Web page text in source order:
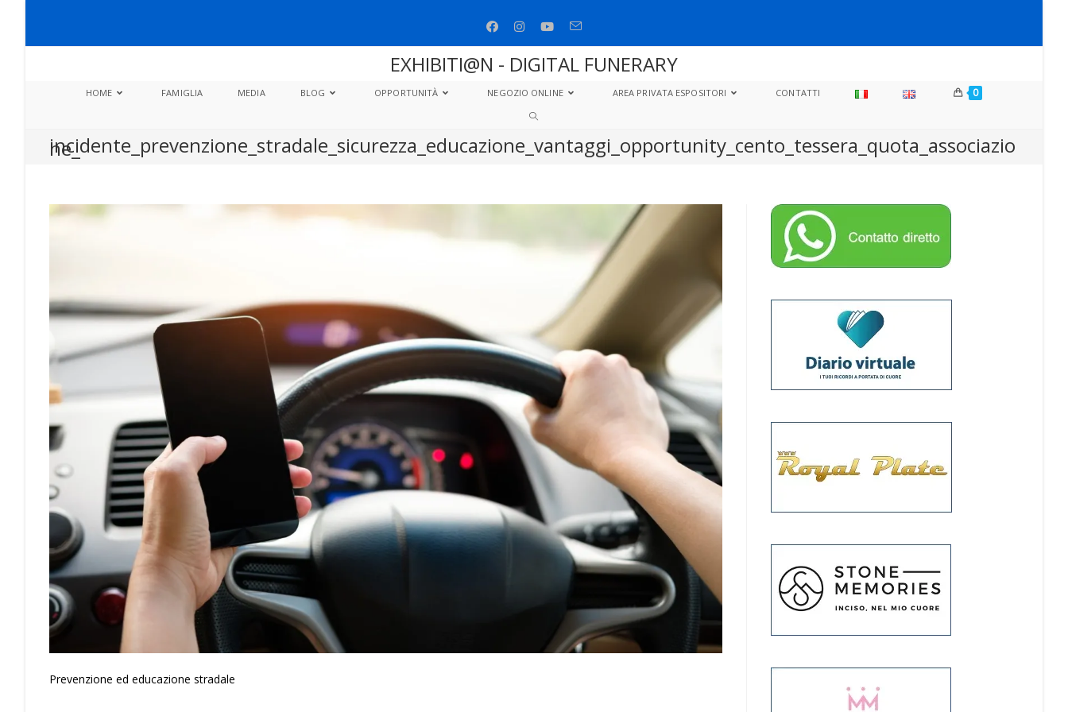
contenuto
EXHIBITI@N - DIGITAL FUNERARY
HOME FAMIGLIA MEDIA BLOG OPPORTUNITÀ NEGOZIO ONLINE AREA PRIVATA ESPOSITORI CONTATTI 0
incidente_prevenzione_stradale_sicurezza_educazione_vantaggi_opportunity_cento_tessera_quota_associazio
ne_
Prevenzione ed educazione stradale